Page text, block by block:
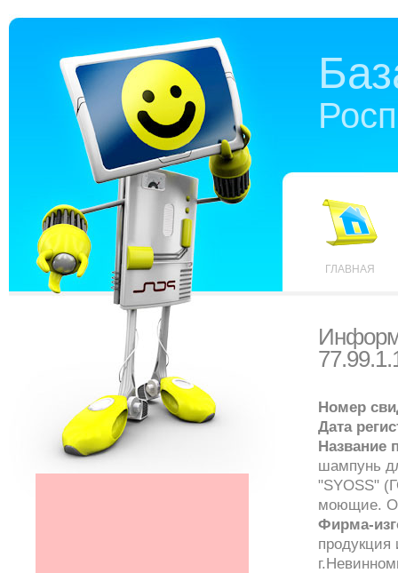
ГЛАВНАЯ
Номер
Дата
Название
шампунь
"SYOSS"
моющие.
Фирма-
продукция